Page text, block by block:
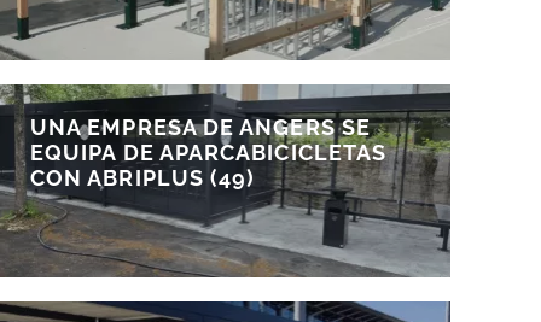
UNA EMPRESA DE ANGERS SE
EQUIPA DE APARCABICICLETAS
CON ABRIPLUS (49)